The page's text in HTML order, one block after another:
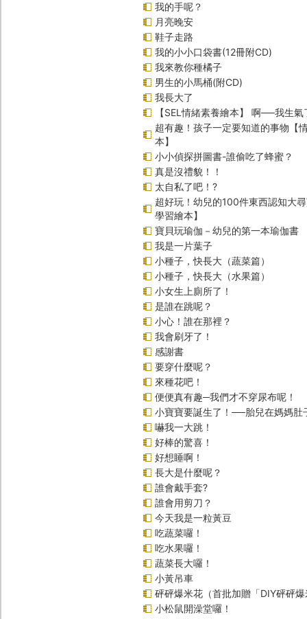
我的手呢？
月亮晚安
鞋子走路
我的小小口袋書(12冊附CD)
我來教你種橘子
男生的小馬桶(附CD)
我長大了
【SEL情緒素養繪本】 啊──我生
超有趣！孩子一定要知道的事物【
本】
小小偵探拼圖書-誰偷吃了蜂蜜？
真是沒禮貌！！
太自私了吧！?
超好玩！幼兒的100件東西認知大
學習繪本】
寶貝玩瑜伽－幼兒的第一本瑜伽書
我是一片葉子
小種子，快長大（蔬菜篇）
小種子，快長大（水果篇）
小女生上廁所了！
是誰在跳呢？
小心！誰在那裡？
我會刷牙了！
感謝書
要穿什麼呢？
來種花吧！
便便真有趣─我們才不穿尿布呢！
小寶寶要誕生了！──胎兒在媽媽肚
嚇我一大跳！
好棒的驚喜！
好想睡啊！
長大是什麼呢？
誰會戴手套?
誰會用剪刀？
今天我是一粒黃豆
吃蔬菜囉！
吃水果囉！
蔬菜長大囉！
小黃吊車
砰砰爆米花（首批加贈「DIY砰砰
小松鼠開澡堂囉！